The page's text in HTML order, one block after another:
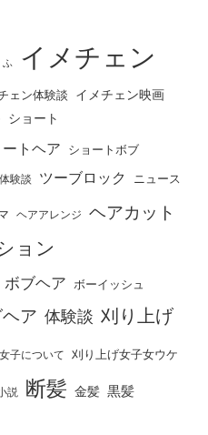
ふ イメチェン
ェン体験談 イメチェン映画
ショート
ートヘア ショートボブ
験談 ツーブロック ニュース
ヘアアレンジ ヘアカット
ョン
ボブヘア ボーイッシュ
ア 体験談 刈り上げ
子について 刈り上げ女子女ウケ
説 断髪 金髪 黒髪